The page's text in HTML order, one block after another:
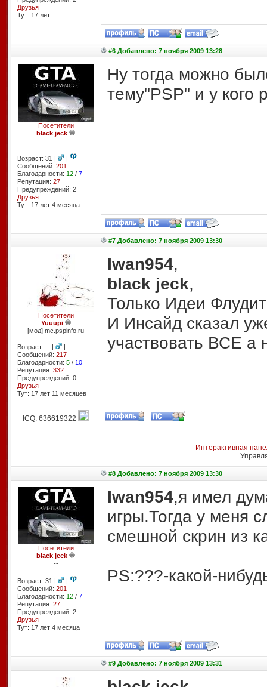
Друзья
Тут: 17 лет
#6 Добавлено: 7 ноября 2009 13:28
Посетители
black jeck
--
Возраст: 31 |
|
Сообщений: 201
Благодарности: 12/ 7
Репутация: 27
Предупреждений: 2
Друзья
Тут: 17 лет 4 месяцa
Ну тогда можно
тему"PSP" и у кого
#7 Добавлено: 7 ноября 2009 13:30
Посетители
Yuuupi
[мод] mc.pspinfo.ru
Возраст: -- |
|
Сообщений: 217
Благодарности: 5/ 10
Репутация: 332
Предупреждений: 0
Друзья
Тут: 17 лет 11 месяцев
Iwan954,
black jeck,
Только Идеи
И Инсайд сказал
участвовать ВСЕ а
ICQ: 636619322
Интерактивная
#8 Добавлено: 7 ноября 2009 13:30
Посетители
black jeck
--
Возраст: 31 |
|
Сообщений: 201
Благодарности: 12/ 7
Репутация: 27
Предупреждений: 2
Друзья
Тут: 17 лет 4 месяцa
Iwan954,я имел
игры.Тогда у меня
смешной скрин из
PS:???-какой-
#9 Добавлено: 7 ноября 2009 13:31